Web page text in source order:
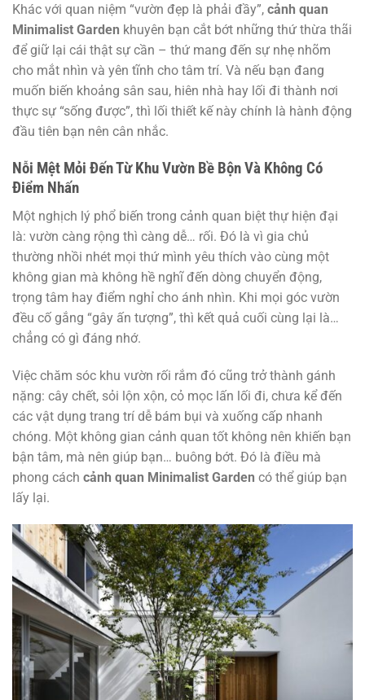
Khác với quan niệm “vườn đẹp là phải đầy”, cảnh quan
Minimalist Garden khuyên bạn cắt bớt những thứ thừa thãi
để giữ lại cái thật sự cần – thứ mang đến sự nhẹ nhõm
cho mắt nhìn và yên tĩnh cho tâm trí. Và nếu bạn đang
muốn biến khoảng sân sau, hiên nhà hay lối đi thành nơi
thực sự “sống được”, thì lối thiết kế này chính là hành động
đầu tiên bạn nên cân nhắc.
Nỗi Mệt Mỏi Đến Từ Khu Vườn Bề Bộn Và Không Có
Điểm Nhấn
Một nghịch lý phổ biến trong cảnh quan biệt thự hiện đại
là: vườn càng rộng thì càng dễ… rối. Đó là vì gia chủ
thường nhồi nhét mọi thứ mình yêu thích vào cùng một
không gian mà không hề nghĩ đến dòng chuyển động,
trọng tâm hay điểm nghỉ cho ánh nhìn. Khi mọi góc vườn
đều cố gắng “gây ấn tượng”, thì kết quả cuối cùng lại là…
chẳng có gì đáng nhớ.
Việc chăm sóc khu vườn rối rắm đó cũng trở thành gánh
nặng: cây chết, sỏi lộn xộn, cỏ mọc lấn lối đi, chưa kể đến
các vật dụng trang trí dễ bám bụi và xuống cấp nhanh
chóng. Một không gian cảnh quan tốt không nên khiến bạn
bận tâm, mà nên giúp bạn… buông bớt. Đó là điều mà
phong cách cảnh quan Minimalist Garden có thể giúp bạn
lấy lại.